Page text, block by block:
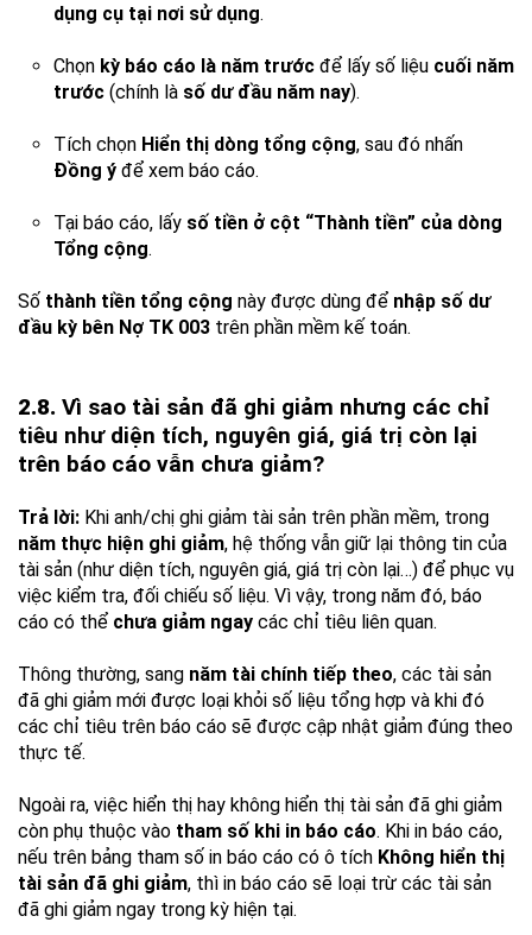
dụng cụ tại nơi sử dụng.
Chọn kỳ báo cáo là năm trước để lấy số liệu cuối năm
trước (chính là số dư đầu năm nay).
Tích chọn Hiển thị dòng tổng cộng, sau đó nhấn
Đồng ý để xem báo cáo.
Tại báo cáo, lấy số tiền ở cột “Thành tiền” của dòng
Tổng cộng.
Số thành tiền tổng cộng này được dùng để nhập số dư
đầu kỳ bên Nợ TK 003 trên phần mềm kế toán.
2.8. Vì sao tài sản đã ghi giảm nhưng các chỉ
tiêu như diện tích, nguyên giá, giá trị còn lại
trên báo cáo vẫn chưa giảm?
Trả lời: Khi anh/chị ghi giảm tài sản trên phần mềm, trong
năm thực hiện ghi giảm, hệ thống vẫn giữ lại thông tin của
tài sản (như diện tích, nguyên giá, giá trị còn lại…) để phục vụ
việc kiểm tra, đối chiếu số liệu. Vì vậy, trong năm đó, báo
cáo có thể chưa giảm ngay các chỉ tiêu liên quan.
Thông thường, sang năm tài chính tiếp theo, các tài sản
đã ghi giảm mới được loại khỏi số liệu tổng hợp và khi đó
các chỉ tiêu trên báo cáo sẽ được cập nhật giảm đúng theo
thực tế.
Ngoài ra, việc hiển thị hay không hiển thị tài sản đã ghi giảm
còn phụ thuộc vào tham số khi in báo cáo. Khi in báo cáo,
nếu trên bảng tham số in báo cáo có ô tích Không hiển thị
tài sản đã ghi giảm, thì in báo cáo sẽ loại trừ các tài sản
đã ghi giảm ngay trong kỳ hiện tại.